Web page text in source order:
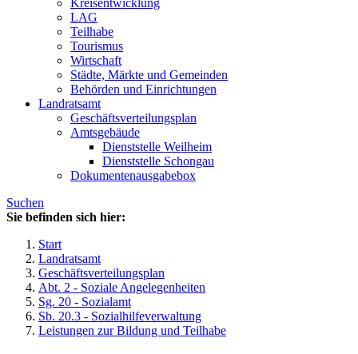
Kreisentwicklung
LAG
Teilhabe
Tourismus
Wirtschaft
Städte, Märkte und Gemeinden
Behörden und Einrichtungen
Landratsamt
Geschäftsverteilungsplan
Amtsgebäude
Dienststelle Weilheim
Dienststelle Schongau
Dokumentenausgabebox
Suchen
Sie befinden sich hier:
Start
Landratsamt
Geschäftsverteilungsplan
Abt. 2 - Soziale Angelegenheiten
Sg. 20 - Sozialamt
Sb. 20.3 - Sozialhilfeverwaltung
Leistungen zur Bildung und Teilhabe